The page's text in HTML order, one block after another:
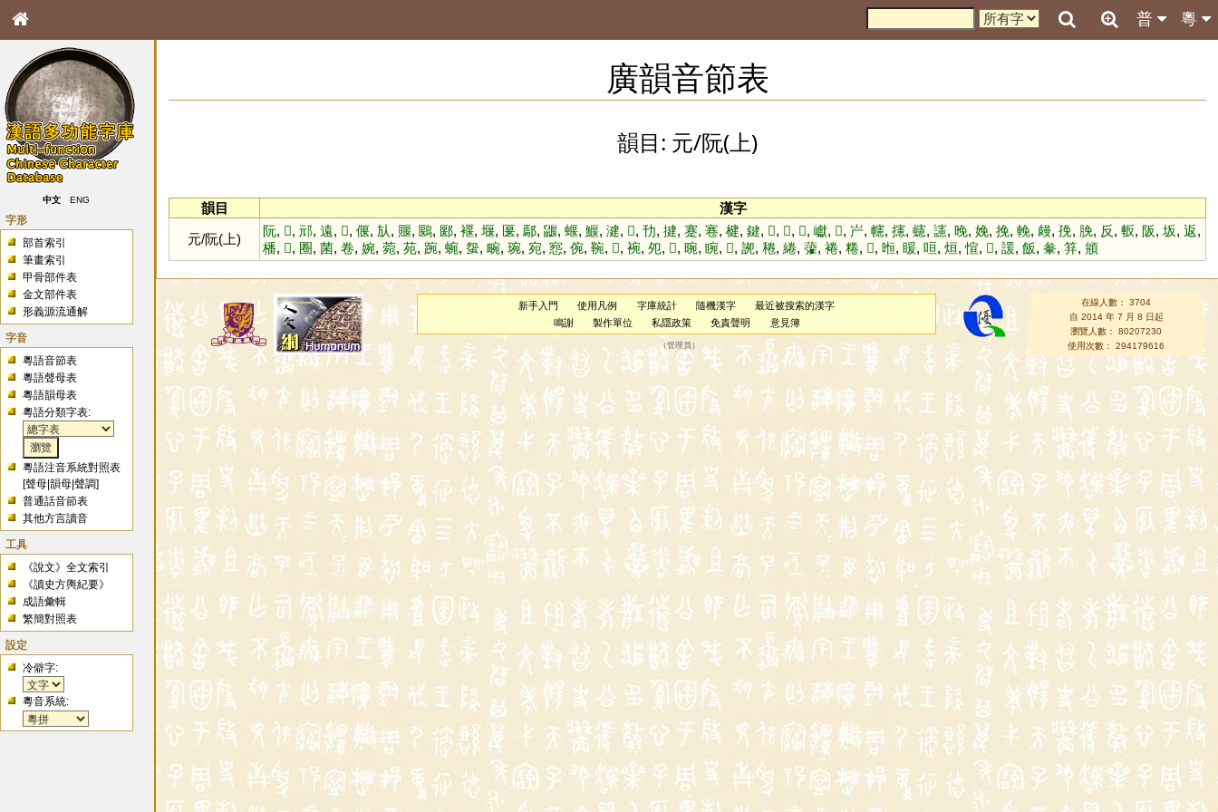
粵
普
中文 ENG
字形
部首索引
筆畫索引
甲骨部件表
金文部件表
形義源流通解
字音
粵語音節表
粵語聲母表
粵語韻母表
粵語分類字表:
粵語注音系統對照表
[聲母 |韻母 |聲調]
普通話音節表
其他方言讀音
工具
《說文》全文索引
《讀史方輿紀要》
成語彙輯
繁簡對照表
設定
冷僻字:
粵音系統:
廣韻音節表
韻目: 元/阮(上)
韻目
漢字
元/阮(上)
阮, 𠒜, 邧, 遠, 𩔃, 偃, 㫃, 䞁, 鶠, 郾, 褗, 堰, 匽, 鄢, 鼴, 蝘, 鰋, 湕, 𥍹, 㔓, 揵, 蹇, 寋, 楗, 鍵, 𠐻, 𧥛, 𧥜, 巘, 𪗛, 屵, 幰, 攇, 䘆, 䜢, 晚, 娩, 挽, 輓, 㿸, 㝃, 脕, 反, 䡊, 阪, 坂, 返,
橎, 𧯦, 圈, 菌, 卷, 婉, 菀, 苑, 踠, 蜿, 䖤, 畹, 琬, 宛, 惌, 倇, 䩩, 𩌑, 䘼, 夗, 𩎺, 晼, 睕, 𤗍, 䛄, 䅚, 綣, 虇, 裷, 䊎, 𪐂, 暅, 䁔, 咺, 烜,愃, 𧡩, 諼, 飯, 軬, 笲, 䪻
新手入門 使用凡例 字庫統計 隨機漢字
最近被搜索的漢字
鳴謝
製作單位 私隱政策 免責聲明 意見簿
（管理員 ）
在線人數： 3704
自 2014 年 7 月 8 日起
瀏覽人數： 80207230
使用次數： 294179616